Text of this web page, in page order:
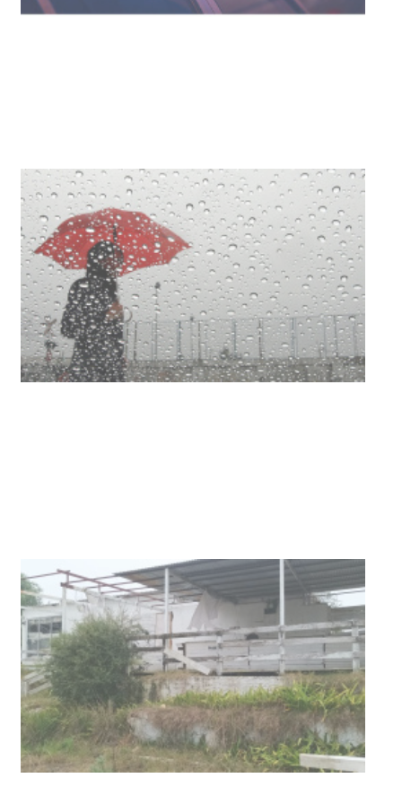
Clases de Muai Thai en Complejo
Turismo accesible para personas
con discapacidad y adultos
mayores